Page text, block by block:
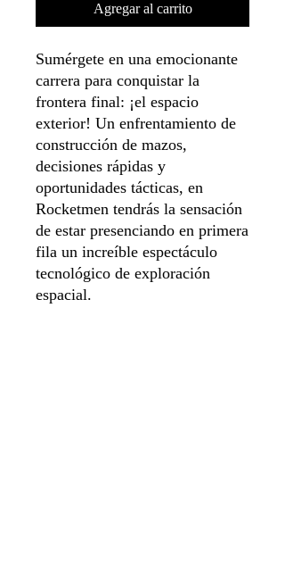
Agregar al carrito
Sumérgete en una emocionante
carrera para conquistar la
frontera final: ¡el espacio
exterior! Un enfrentamiento de
construcción de mazos,
decisiones rápidas y
oportunidades tácticas, en
Rocketmen tendrás la sensación
de estar presenciando en primera
fila un increíble espectáculo
tecnológico de exploración
espacial.